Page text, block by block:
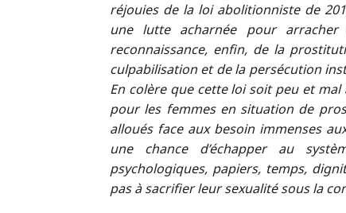
réjouies de la loi abolitionniste de
une lutte acharnée pour
reconnaissance, enfin, de la
culpabilisation et de la persécution
En colère que cette loi soit peu et
pour les femmes en situation de
alloués face aux besoin immenses
une chance d’échapper au
psychologiques, papiers, temps,
pas à sacrifier leur sexualité sous la